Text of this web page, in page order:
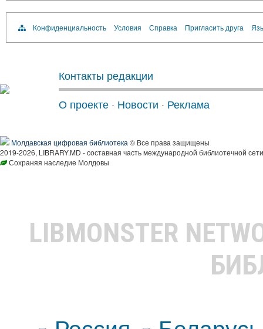
Конфиденциальность Условия Справка Пригласить друга
Контакты редакции
О проекте · Новости · Реклама
Молдавская цифровая библиотека © Все права защищены
2019-2026, LIBRARY.MD - составная часть международной библиотечной
Сохраняя наследие Молдовы
LIBMONSTER